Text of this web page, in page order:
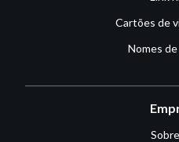
Cartões de
Nomes